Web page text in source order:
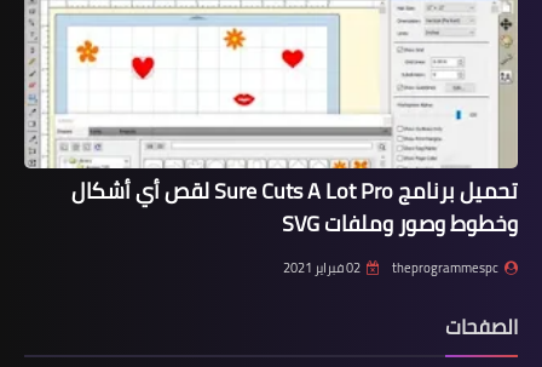
تحميل برنامج Sure Cuts A Lot Pro لقص أي أشكال
وخطوط وصور وملفات SVG
theprogrammespc 02 فبراير 2021
الصفحات